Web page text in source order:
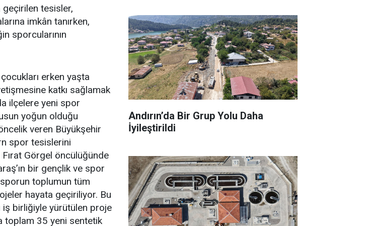
geçirilen tesisler,
imkân tanırken,
sporcularının
erken yaşta
katkı sağlamak
ilçelere yeni spor
yoğun olduğu
veren Büyükşehir
spor tesislerini
Görgel öncülüğünde
bir gençlik ve spor
toplumun tüm
hayata geçiriliyor. Bu
iş birliğiyle yürütülen proje
toplam 35 yeni sentetik
Andırın’da Bir Grup Yolu Daha
İyileştirildi